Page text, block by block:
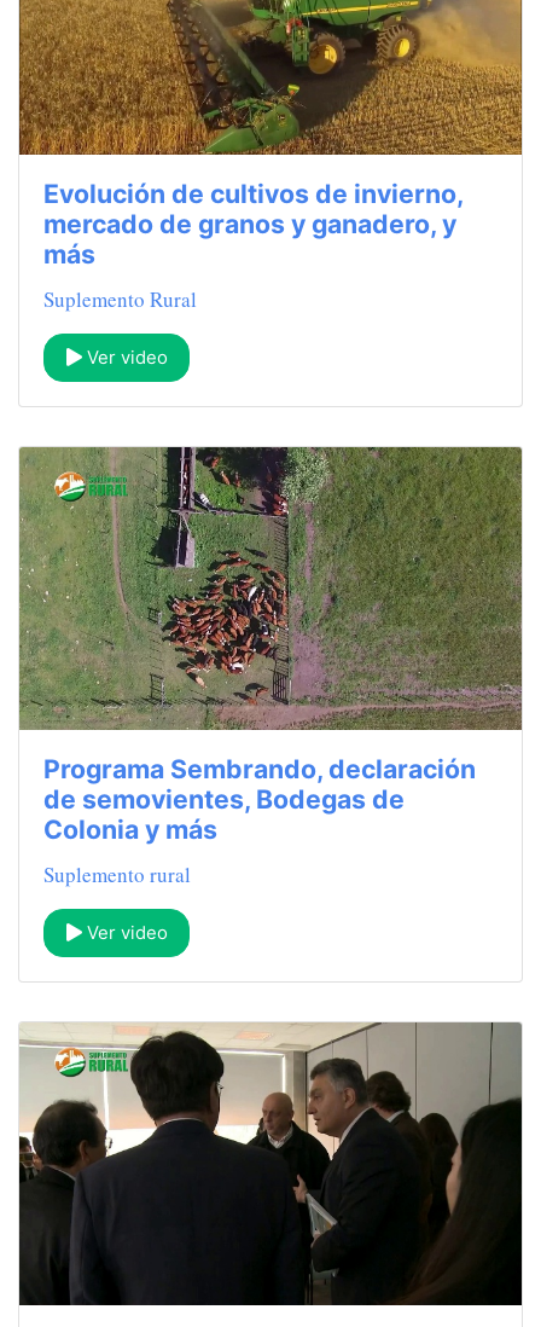
Evolución de cultivos de invierno,
mercado de granos y ganadero, y
más
Suplemento Rural
Ver video
Programa Sembrando, declaración
de semovientes, Bodegas de
Colonia y más
Suplemento rural
Ver video